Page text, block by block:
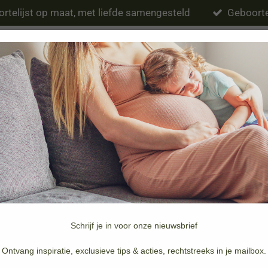
Schrijf je in voor onze nieuwsbrief
Ontvang inspiratie, exclusieve tips & acties, rechtstreeks in je mailbox.
op maat, met liefde samengesteld
Eten & drinken Verzorging
Merken Doopsuiker & Geboortekaartjes